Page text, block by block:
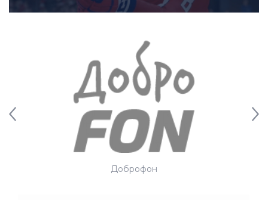
Доброфон